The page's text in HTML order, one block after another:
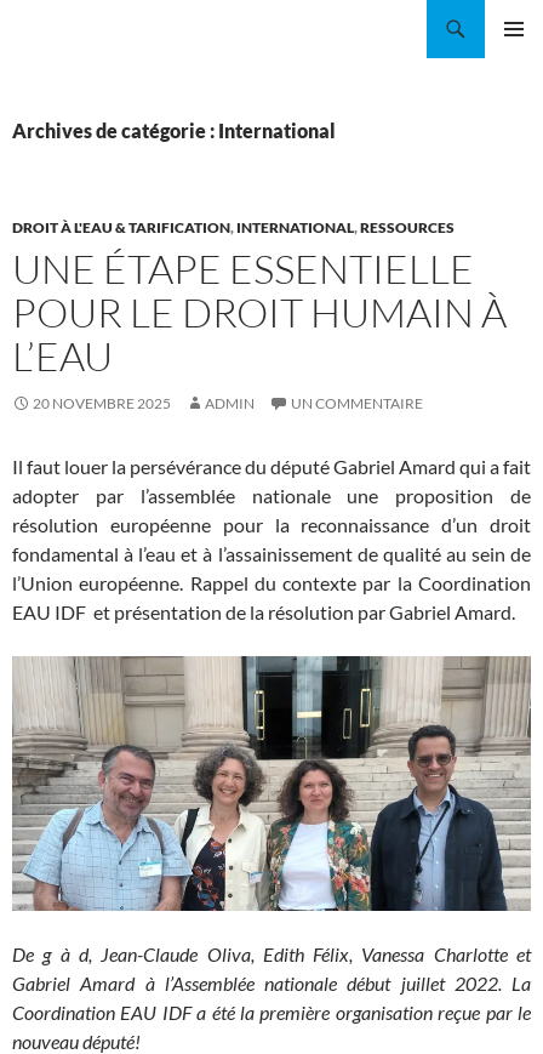
Archives de catégorie : International
DROIT À L'EAU & TARIFICATION, INTERNATIONAL,RESSOURCES
UNE ÉTAPE ESSENTIELLE
POUR LE DROIT HUMAIN À
L’EAU
20 NOVEMBRE 2025 ADMIN UN COMMENTAIRE
Il faut louer la persévérance du député Gabriel Amard qui a fait
adopter par l’assemblée nationale une proposition de
résolution européenne pour la reconnaissance d’un droit
fondamental à l’eau et à l’assainissement de qualité au sein de
l’Union européenne. Rappel du contexte par la Coordination
EAU IDF et présentation de la résolution par Gabriel Amard.
De g à d, Jean-Claude Oliva, Edith Félix, Vanessa Charlotte et
Gabriel Amard à l’Assemblée nationale début juillet 2022. La
Coordination EAU IDF a été la première organisation reçue par le
nouveau député!